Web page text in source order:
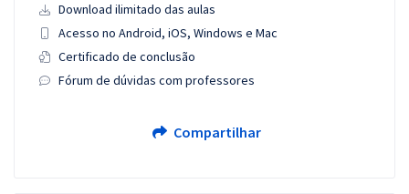
Download ilimitado das aulas
Acesso no Android, iOS, Windows e Mac
Certificado de conclusão
Fórum de dúvidas com professores
Compartilhar